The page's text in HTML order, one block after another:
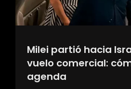
Milei partió hacia
vuelo comercial:
agenda